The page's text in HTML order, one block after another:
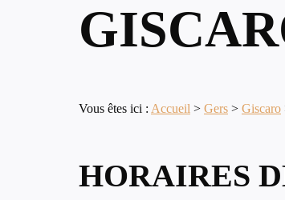
Vous êtes ici : Accueil > Gers > Giscaro
HORAIRES